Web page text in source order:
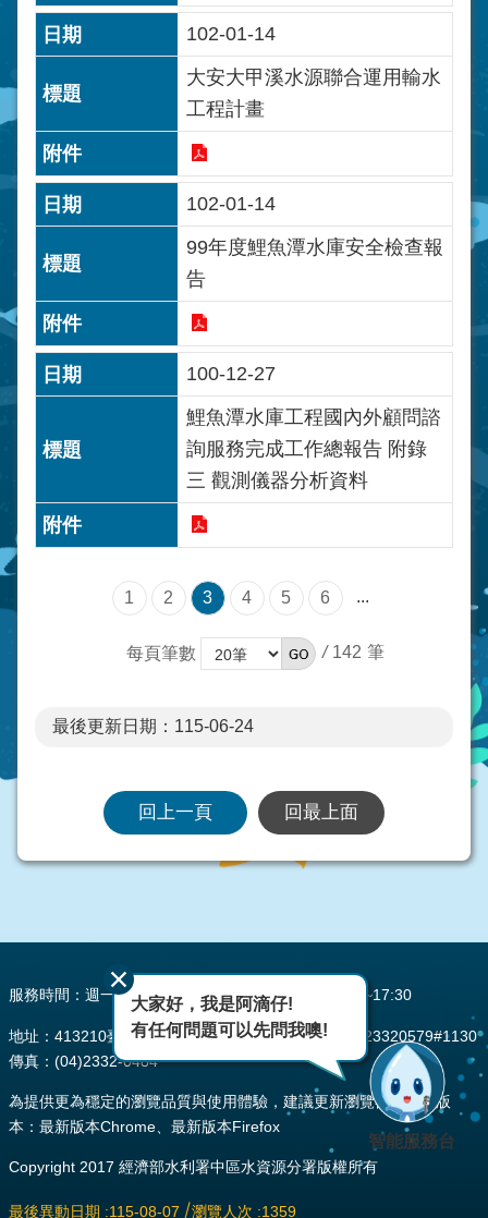
102-01-14
大安大甲溪水源聯合運用輸水
工程計畫
102-01-14
99年度鯉魚潭水庫安全檢查報
告
100-12-27
鯉魚潭水庫工程國內外顧問諮
詢服務完成工作總報告 附錄
三 觀測儀器分析資料
1 2 3 4 5 6 ...
每頁筆數 / 142
最後更新日期：115-06-24
回上一頁 回最上面
服務時間：週一至週五 AM08:00~12:00 PM13:30~17:30
地址：413210臺中市霧峰區峰堤路195號 電話：(04)23320579#1130
傳真：(04)2332-0484
為提供更為穩定的瀏覽品質與使用體驗，建議更新瀏覽器至以下版
本：最新版本Chrome、最新版本Firefox
Copyright 2017 經濟部水利署中區水資源分署版權所有
最後異動日期 115-08-07 瀏覽人次 1359
大家好，我是阿滴仔!
有任何問題可以先問我噢!
智能服務台